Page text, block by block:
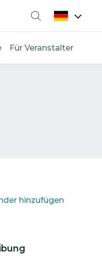
Suche
Für Veranstalter
hinzufügen